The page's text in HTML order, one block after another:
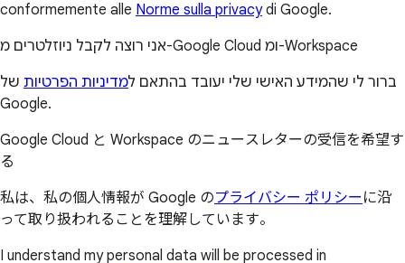
conformemente alle Norme sulla privacydi Google.
אני רוצה לקבל ניוזלטרים מ-Google Cloud ומ-Workspace
ברור לי שהמידע האישי שלי יעובד בהתאם למדיניות הפרטיות של
Google.
Google Cloud と Workspace のニュースレターの受信を希望す
る
私は、私の個人情報が Google のプライバシー ポリシー に沿
って取り扱われることを理解しています。
I understand my personal data will be processed in